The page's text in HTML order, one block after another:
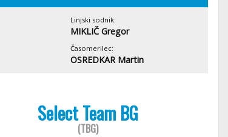
Linjski sodnik:
MIKLIČ Gregor
Časomerilec:
OSREDKAR Martin
Select Team BG
(TBG)